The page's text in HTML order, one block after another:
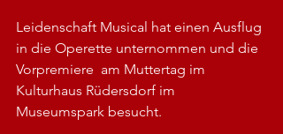
Leidenschaft Musical hat einen Ausflug
in die Operette unternommen und die
Vorpremiere  am Muttertag im
Kulturhaus Rüdersdorf im
Museumspark besucht.